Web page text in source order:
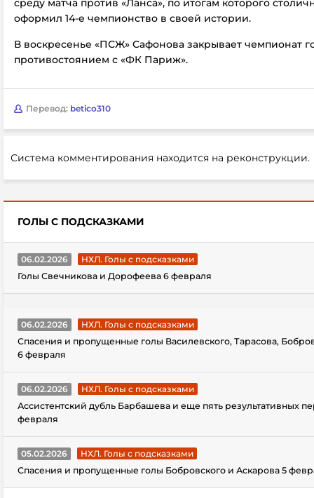
среду матча против «Ланса», по итогам которого
оформил 14-е чемпионство в своей истории.
В воскресенье «ПСЖ» Сафонова закрывает чемпионат
противостоянием с «ФК Париж».
Перевод: betico310
Система комментирования находится на реконструкции.
ГОЛЫ С ПОДСКАЗКАМИ
06.02.2026
НХЛ. Голы с подсказками
Голы Свечникова и Дорофеева 6 февраля
06.02.2026
НХЛ. Голы с подсказками
Спасения и пропущенные голы Василевского, Тарасова,
6 февраля
06.02.2026
НХЛ. Голы с подсказками
Ассистентский дубль Барбашева и еще пять результативных
февраля
05.02.2026
НХЛ. Голы с подсказками
Спасения и пропущенные голы Бобровского и Аскарова 5